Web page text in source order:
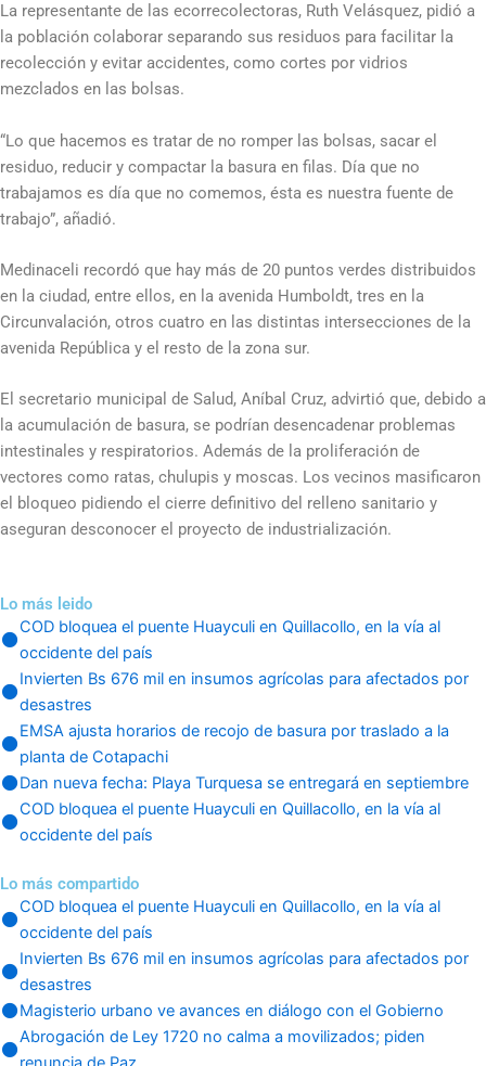
La representante de las ecorrecolectoras, Ruth Velásquez, pidió a
la población colaborar separando sus residuos para facilitar la
recolección y evitar accidentes, como cortes por vidrios
mezclados en las bolsas.
“Lo que hacemos es tratar de no romper las bolsas, sacar el
residuo, reducir y compactar la basura en filas. Día que no
trabajamos es día que no comemos, ésta es nuestra fuente de
trabajo”, añadió.
Medinaceli recordó que hay más de 20 puntos verdes distribuidos
en la ciudad, entre ellos, en la avenida Humboldt, tres en la
Circunvalación, otros cuatro en las distintas intersecciones de la
avenida República y el resto de la zona sur.
El secretario municipal de Salud, Aníbal Cruz, advirtió que, debido a
la acumulación de basura, se podrían desencadenar problemas
intestinales y respiratorios. Además de la proliferación de
vectores como ratas, chulupis y moscas. Los vecinos masificaron
el bloqueo pidiendo el cierre definitivo del relleno sanitario y
aseguran desconocer el proyecto de industrialización.
Lo más leido
COD bloquea el puente Huayculi en Quillacollo, en la vía al
occidente del país
Invierten Bs 676 mil en insumos agrícolas para afectados por
desastres
EMSA ajusta horarios de recojo de basura por traslado a la
planta de Cotapachi
Dan nueva fecha: Playa Turquesa se entregará en septiembre
COD bloquea el puente Huayculi en Quillacollo, en la vía al
occidente del país
Lo más compartido
COD bloquea el puente Huayculi en Quillacollo, en la vía al
occidente del país
Invierten Bs 676 mil en insumos agrícolas para afectados por
desastres
Magisterio urbano ve avances en diálogo con el Gobierno
Abrogación de Ley 1720 no calma a movilizados; piden